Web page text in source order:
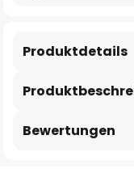
Produktdetails
Bewertungen